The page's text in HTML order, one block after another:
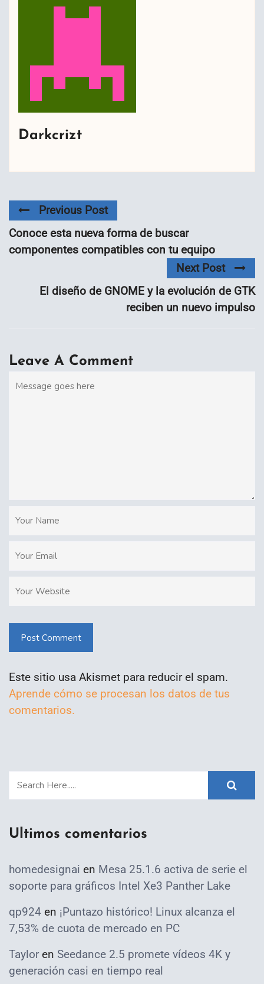
Darkcrizt
Previous Post
Conoce esta nueva forma de buscar
componentes compatibles con tu equipo
Next Post
El diseño de GNOME y la evolución de GTK
reciben un nuevo impulso
Leave A Comment
Post Comment
Este sitio usa Akismet para reducir el spam.
Aprende cómo se procesan los datos de tus
comentarios.
Ultimos comentarios
homedesignai en Mesa 25.1.6 activa de serie el
soporte para gráficos Intel Xe3 Panther Lake
qp924 en ¡Puntazo histórico! Linux alcanza el
7,53% de cuota de mercado en PC
Taylor en Seedance 2.5 promete vídeos 4K y
generación casi en tiempo real